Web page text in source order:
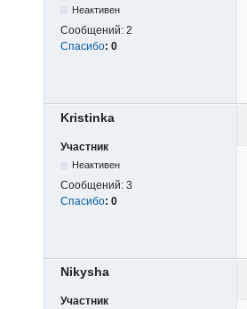
Неактивен
Сообщений: 2
Спасибо: 0
Kristinka
Участник
Неактивен
Сообщений: 3
Спасибо: 0
Nikysha
Участник